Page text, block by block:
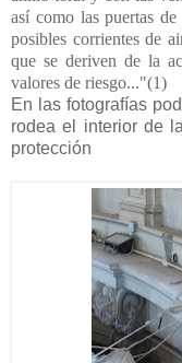
así como las puertas de
posibles corrientes de
que se deriven de la
valores de riesgo..."(1)
En las fotografías
rodea el interior de
protección